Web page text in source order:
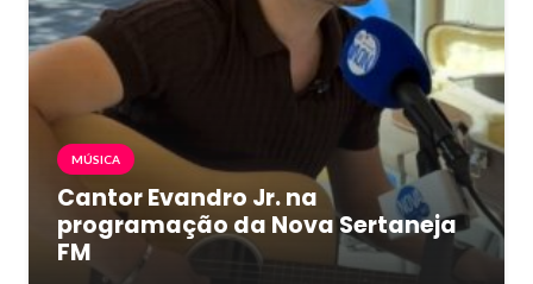
MÚSICA
Cantor Evandro Jr. na
programação da Nova Sertaneja
FM